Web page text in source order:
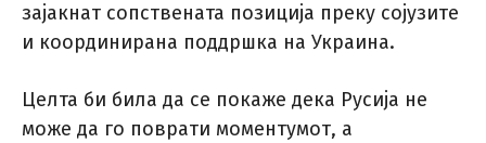
зајакнат сопствената позиција преку сојузите
и координирана поддршка на Украина.
Целта би била да се покаже дека Русија не
може да го поврати моментумот, а